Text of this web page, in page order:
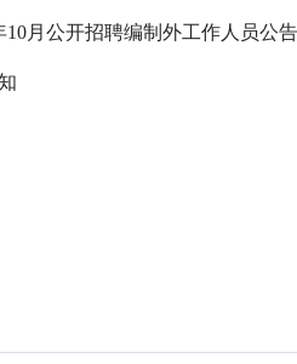
10月公开招聘编制外工作人员公告